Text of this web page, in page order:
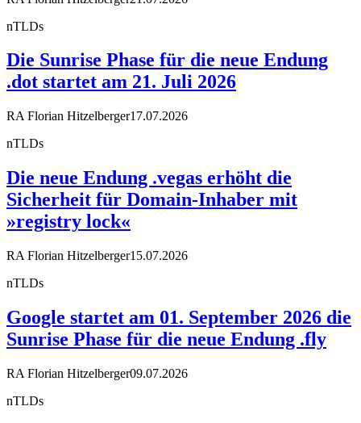
nTLDs
Die Sunrise Phase für die neue Endung
.dot startet am 21. Juli 2026
RA Florian Hitzelberger17.07.2026
nTLDs
Die neue Endung .vegas erhöht die
Sicherheit für Domain-Inhaber mit
»registry lock«
RA Florian Hitzelberger15.07.2026
nTLDs
Google startet am 01. September 2026 die
Sunrise Phase für die neue Endung .fly
RA Florian Hitzelberger09.07.2026
nTLDs